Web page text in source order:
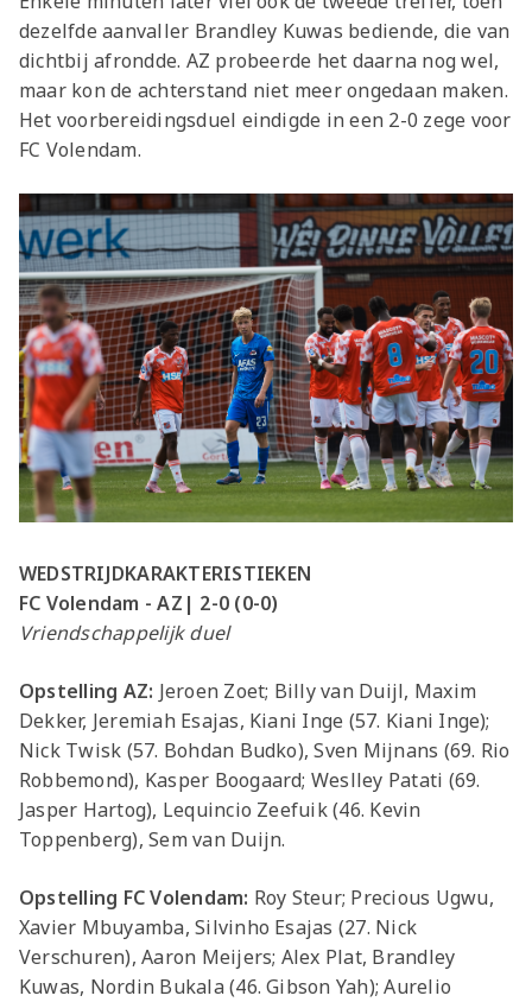
dezelfde aanvaller Brandley Kuwas bediende, die van
dichtbij afrondde. AZ probeerde het daarna nog wel,
maar kon de achterstand niet meer ongedaan maken.
Het voorbereidingsduel eindigde in een 2-0 zege voor
FC Volendam.
WEDSTRIJDKARAKTERISTIEKEN
FC Volendam - AZ| 2-0 (0-0)
Vriendschappelijk duel
Opstelling AZ: Jeroen Zoet; Billy van Duijl, Maxim
Dekker, Jeremiah Esajas, Kiani Inge (57. Kiani Inge);
Nick Twisk (57. Bohdan Budko), Sven Mijnans (69. Rio
Robbemond), Kasper Boogaard; Weslley Patati (69.
Jasper Hartog), Lequincio Zeefuik (46. Kevin
Toppenberg), Sem van Duijn.
Opstelling FC Volendam: Roy Steur; Precious Ugwu,
Xavier Mbuyamba, Silvinho Esajas (27. Nick
Verschuren), Aaron Meijers; Alex Plat, Brandley
Kuwas, Nordin Bukala (46. Gibson Yah); Aurelio